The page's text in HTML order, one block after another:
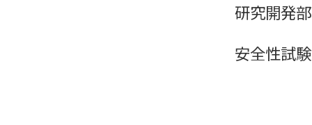
研究開発
安全性試